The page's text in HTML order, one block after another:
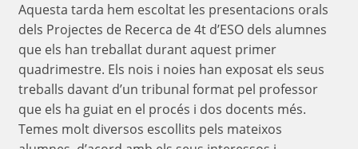
Aquesta tarda hem escoltat les presentacions orals
dels Projectes de Recerca de 4t d’ESO dels alumnes
que els han treballat durant aquest primer
quadrimestre. Els nois i noies han exposat els seus
treballs davant d’un tribunal format pel professor
que els ha guiat en el procés i dos docents més.
Temes molt diversos escollits pels mateixos